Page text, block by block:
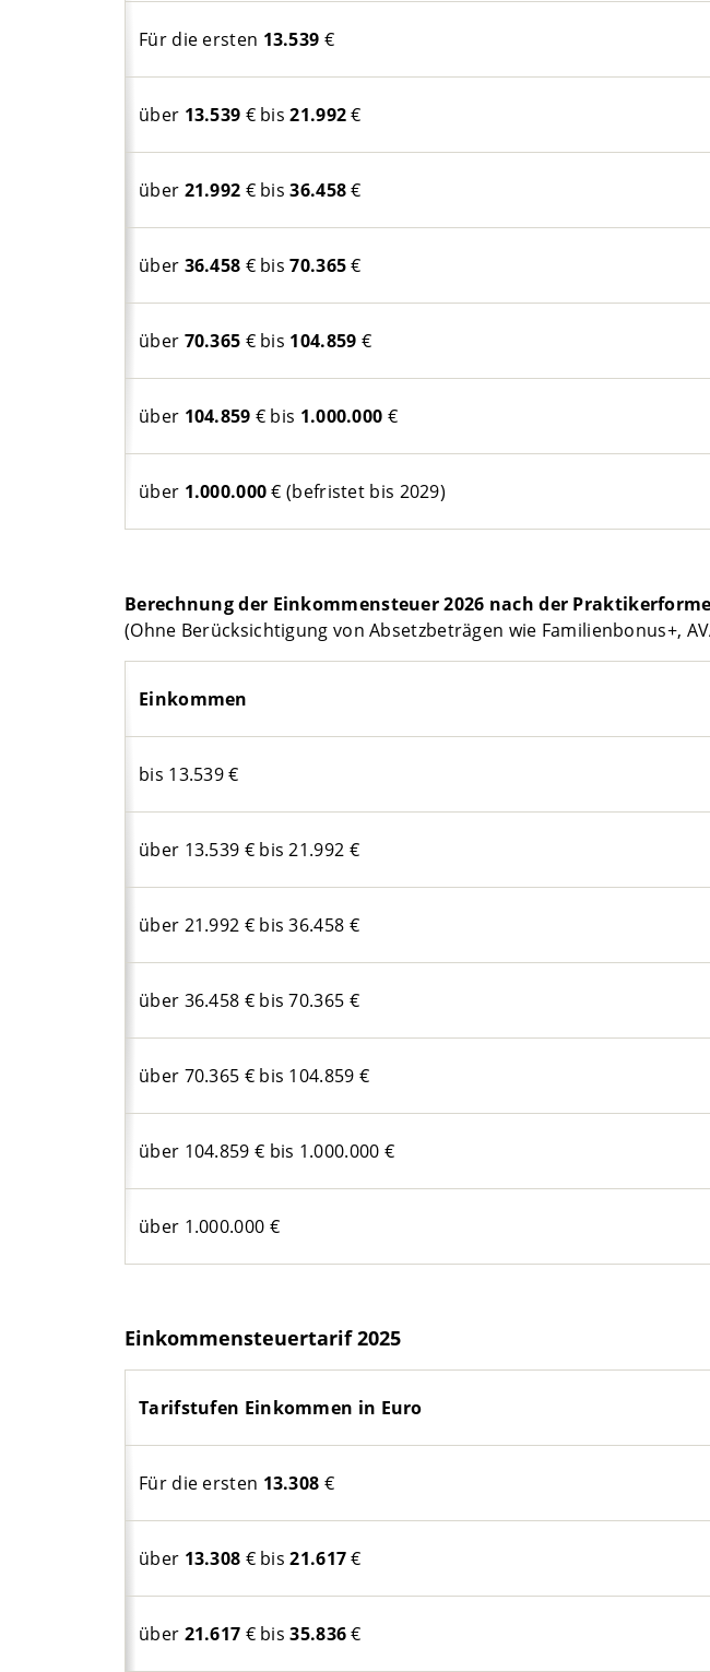
Für die ersten 13.539 €
über 13.539 € bis21.992€
über 21.992 € bis36.458€
über 36.458 € bis70.365€
über 70.365 € bis 104.859 €
über 104.859 € bis 1.000.000 €
über 1.000.000€ (befristet bis 2029)
Berechnung der Einkommensteuer 2026 nach der
(Ohne Berücksichtigung von Absetzbeträgen wie Familienbonus+,
Einkommen
bis 13.539 €
über 13.539 € bis 21.992 €
über 21.992 € bis 36.458 €
über 36.458 € bis 70.365 €
über 70.365 € bis 104.859 €
über 104.859 € bis 1.000.000 €
über 1.000.000 €
Einkommensteuertarif 2025
Tarifstufen Einkommen in Euro
Für die ersten 13.308 €
über 13.308 € bis21.617€
über 21.617 € bis35.836€